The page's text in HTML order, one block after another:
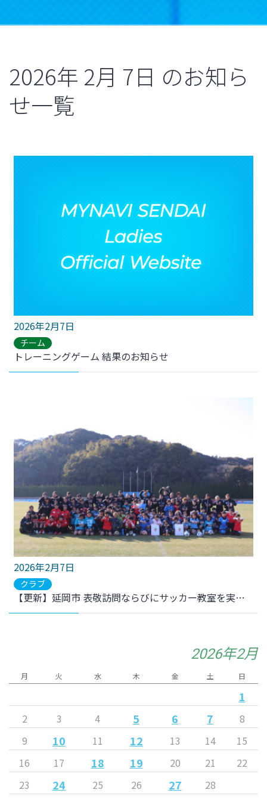
2026年 2月 7日 のお知ら
せ一覧
2026年2月7日
チーム
トレーニングゲーム 結果のお知らせ
2026年2月7日
クラブ
【更新】延岡市 表敬訪問ならびにサッカー教室を実施いたしました。
2026年2月
月 火 水 木 金 土 日
1
2 3 4 5 6 7
8
9
10 11 12 13 14
15
16
17 18 19 20 21
22
23
24 25 26 27 28